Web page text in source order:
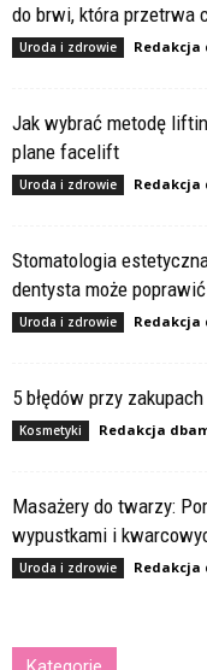
do brwi, która przetrwa
Uroda i zdrowie Redakcja
Jak wybrać metodę
plane facelift
Uroda i zdrowie Redakcja
Stomatologia
dentysta może
Uroda i zdrowie Redakcja
5 błędów przy
Kosmetyki Redakcja
Masażery do twarzy:
wypustkami i
Uroda i zdrowie Redakcja